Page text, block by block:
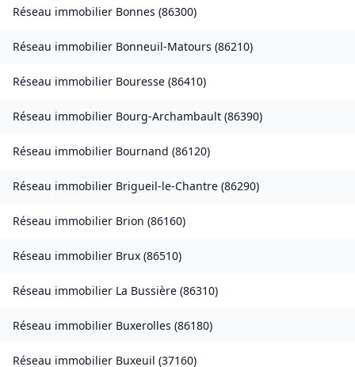
Réseau immobilier Bonnes (86300)
Réseau immobilier Bonneuil-Matours (86210)
Réseau immobilier Bouresse (86410)
Réseau immobilier Bourg-Archambault (86390)
Réseau immobilier Bournand (86120)
Réseau immobilier Brigueil-le-Chantre (86290)
Réseau immobilier Brion (86160)
Réseau immobilier Brux (86510)
Réseau immobilier La Bussière (86310)
Réseau immobilier Buxerolles (86180)
Réseau immobilier Buxeuil (37160)